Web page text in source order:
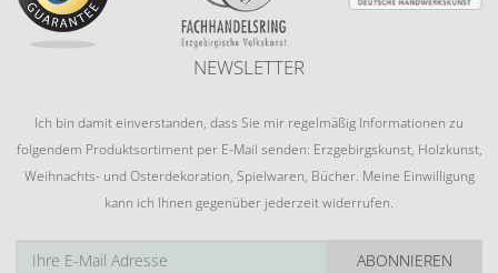
NEWSLETTER
Ich bin damit einverstanden, dass Sie mir regelmäßig Informationen zu
folgendem Produktsortiment per E-Mail senden: Erzgebirgskunst, Holzkunst,
Weihnachts- und Osterdekoration, Spielwaren, Bücher. Meine Einwilligung
kann ich Ihnen gegenüber jederzeit widerrufen.
ABONNIEREN